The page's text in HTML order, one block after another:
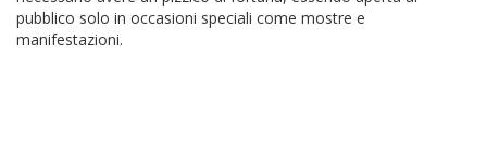
pubblico solo in occasioni speciali come mostre e
manifestazioni.